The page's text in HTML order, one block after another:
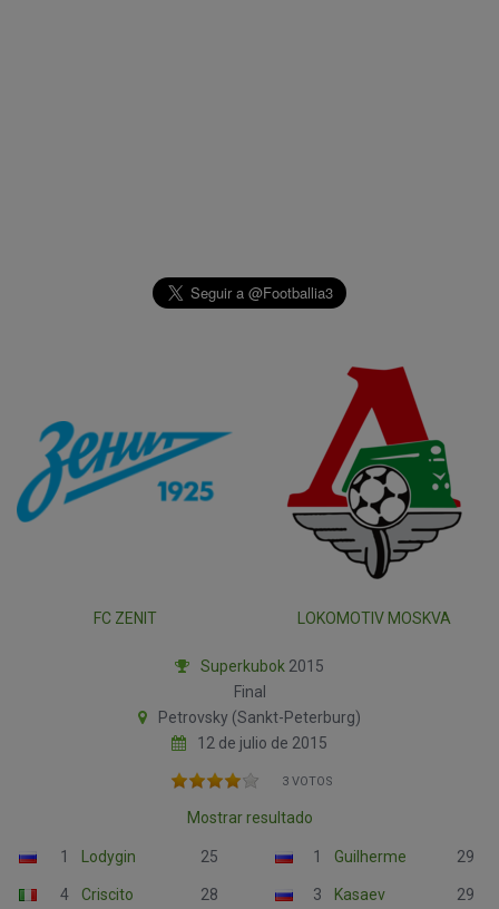
FC ZENIT LOKOMOTIV MOSKVA
Superkubok 2015
Final
Petrovsky (Sankt-Peterburg)
12 de julio de 2015
3 VOTOS
Mostrar resultado
1 Lodygin 25
4 Criscito 28
1 Guilherme 29
3 Kasaev 29